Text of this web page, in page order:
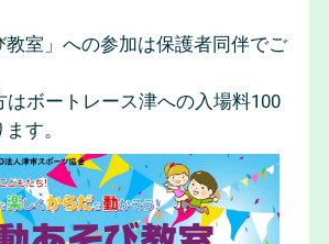
室」への参加は保護者同伴でご
ボートレース津への入場料100
す。